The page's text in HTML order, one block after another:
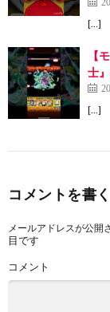
[…]
【
士
[…]
コメントを書く
メールアドレスが公開
目です
コメント